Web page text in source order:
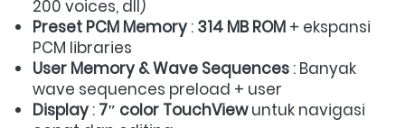
200 voices, dll)
Preset PCM Memory : 314 MB ROM + ekspansi
PCM libraries
User Memory & Wave Sequences : Banyak
wave sequences preload + user
Display : 7″ color TouchView untuk navigasi